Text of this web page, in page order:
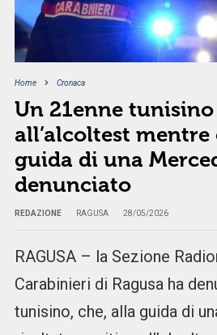
Home Cronaca
Un 21enne
all’alcoltest mentre
guida di una
denunciato
REDAZIONE RAGUSA 28/05/2026
RAGUSA – la Sezione
Carabinieri di Ragusa ha
tunisino, che, alla guida di